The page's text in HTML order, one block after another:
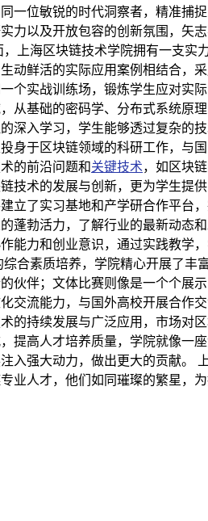
一位敏锐的时代洞察者，精准
力以及开放包容的创新氛围，
上海区块链技术学院拥有一支
动鲜活的实际应用案例相结合
个实战训练场，锻炼学生应对
从基础的密码学、分布式系统
深入学习，学生能够透过复杂的
身于区块链领域的科研工作，
的前沿问题和关键技术，如区块
技术的发展与创新，更为学生提
立了实习基地和产学研合作平
蓬勃活力，了解行业的最新动
能力和创业意识，通过实践教
合素质培养，学院精心开展了
伙伴；文体比赛则像是一个个
交流能力，与国外高校开展合
的持续发展与广泛应用，市场
提高人才培养质量，学院就像一
入强大动力，做出更大的贡献
人才，他们如同璀璨的繁星，